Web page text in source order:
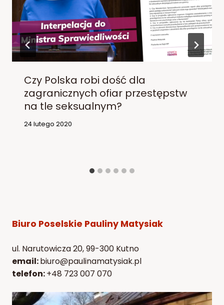
Czy Polska robi dość dla
zagranicznych ofiar przestępstw
na tle seksualnym?
24 lutego 2020
Biuro Poselskie Pauliny Matysiak
ul. Narutowicza 20, 99-300 Kutno
email:biuro@paulinamatysiak.pl
telefon:+48 723 007 070